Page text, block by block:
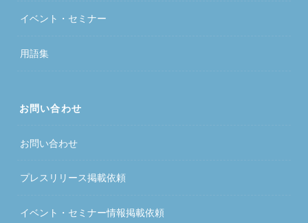
イベント・セミナー
用語集
お問い合わせ
お問い合わせ
プレスリリース掲載依頼
イベント・セミナー情報掲載依頼